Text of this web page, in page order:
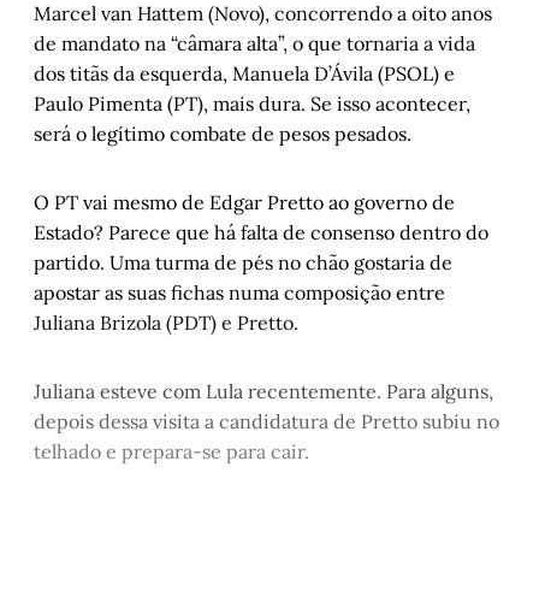
Marcel van Hattem (Novo), concorrendo a oito anos
de mandato na “câmara alta”, o que tornaria a vida
dos titãs da esquerda, Manuela D’Ávila (PSOL) e
Paulo Pimenta (PT), mais dura. Se isso acontecer,
será o legítimo combate de pesos pesados.
O PT vai mesmo de Edgar Pretto ao governo de
Estado? Parece que há falta de consenso dentro do
partido. Uma turma de pés no chão gostaria de
apostar as suas fichas numa composição entre
Juliana Brizola (PDT) e Pretto.
Juliana esteve com Lula recentemente. Para alguns,
depois dessa visita a candidatura de Pretto subiu no
telhado e prepara-se para cair.